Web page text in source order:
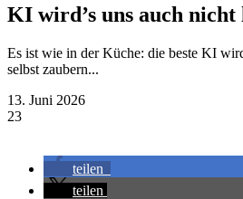
KI wird’s uns auch
Es ist wie in der Küche: die beste KI
selbst zaubern...
13. Juni 2026
23
teilen
teilen